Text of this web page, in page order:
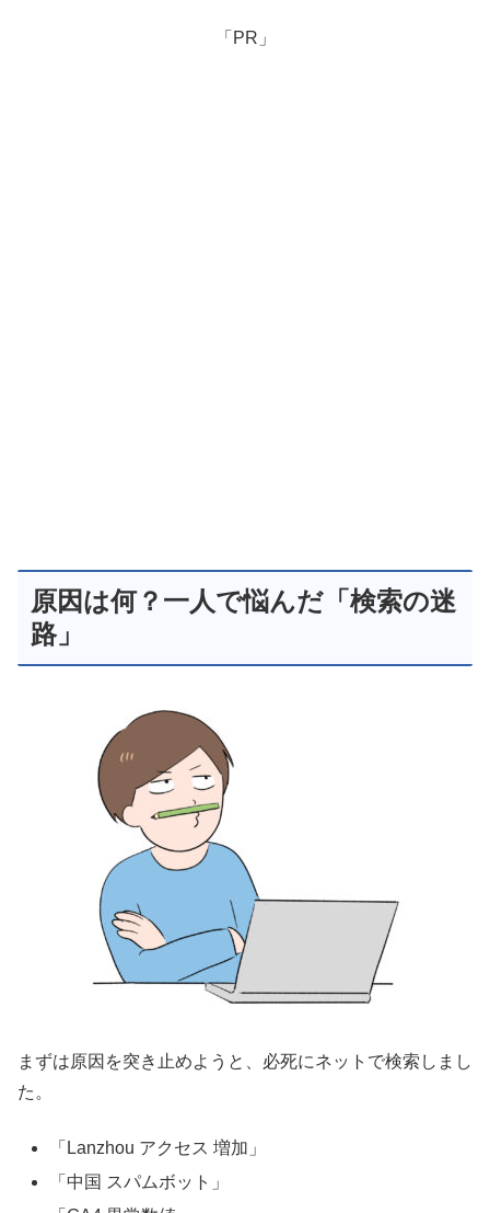
「PR」
原因は何？一人で悩んだ「検索の迷
路」
まずは原因を突き止めようと、必死にネットで検索しまし
た。
「Lanzhou アクセス 増加」
「中国 スパムボット」